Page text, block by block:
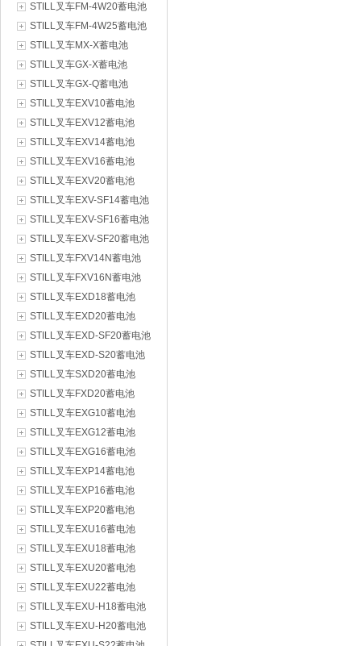
STILL叉车FM-4W20蓄电池
STILL叉车FM-4W25蓄电池
STILL叉车MX-X蓄电池
STILL叉车GX-X蓄电池
STILL叉车GX-Q蓄电池
STILL叉车EXV10蓄电池
STILL叉车EXV12蓄电池
STILL叉车EXV14蓄电池
STILL叉车EXV16蓄电池
STILL叉车EXV20蓄电池
STILL叉车EXV-SF14蓄电池
STILL叉车EXV-SF16蓄电池
STILL叉车EXV-SF20蓄电池
STILL叉车FXV14N蓄电池
STILL叉车FXV16N蓄电池
STILL叉车EXD18蓄电池
STILL叉车EXD20蓄电池
STILL叉车EXD-SF20蓄电池
STILL叉车EXD-S20蓄电池
STILL叉车SXD20蓄电池
STILL叉车FXD20蓄电池
STILL叉车EXG10蓄电池
STILL叉车EXG12蓄电池
STILL叉车EXG16蓄电池
STILL叉车EXP14蓄电池
STILL叉车EXP16蓄电池
STILL叉车EXP20蓄电池
STILL叉车EXU16蓄电池
STILL叉车EXU18蓄电池
STILL叉车EXU20蓄电池
STILL叉车EXU22蓄电池
STILL叉车EXU-H18蓄电池
STILL叉车EXU-H20蓄电池